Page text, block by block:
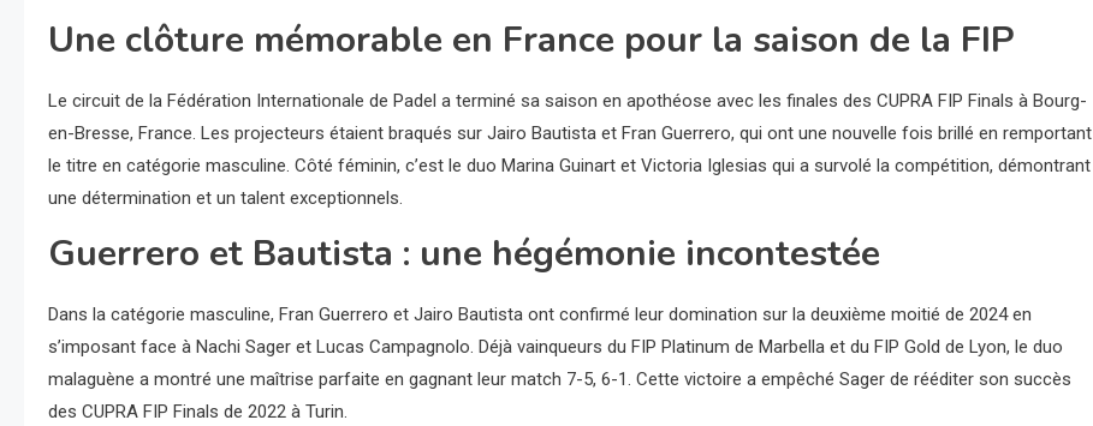
Une clôture mémorable en France pour la saison de la FIP
Le circuit de la Fédération Internationale de Padel a terminé sa saison en apothéose avec les finales des CUPRA FIP Finals à Bourg-
en-Bresse, France. Les projecteurs étaient braqués sur Jairo Bautista et Fran Guerrero, qui ont une nouvelle fois brillé en remportant
le titre en catégorie masculine. Côté féminin, c’est le duo Marina Guinart et Victoria Iglesias qui a survolé la compétition, démontrant
une détermination et un talent exceptionnels.
Guerrero et Bautista : une hégémonie incontestée
Dans la catégorie masculine, Fran Guerrero et Jairo Bautista ont confirmé leur domination sur la deuxième moitié de 2024 en
s’imposant face à Nachi Sager et Lucas Campagnolo. Déjà vainqueurs du FIP Platinum de Marbella et du FIP Gold de Lyon, le duo
malaguène a montré une maîtrise parfaite en gagnant leur match 7-5, 6-1. Cette victoire a empêché Sager de rééditer son succès
des CUPRA FIP Finals de 2022 à Turin.